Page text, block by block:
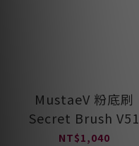
MustaeV 粉底刷
Secret Brush V51
NT$1,040